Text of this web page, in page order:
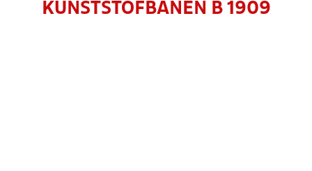
KUNSTSTOFBANEN B 1909